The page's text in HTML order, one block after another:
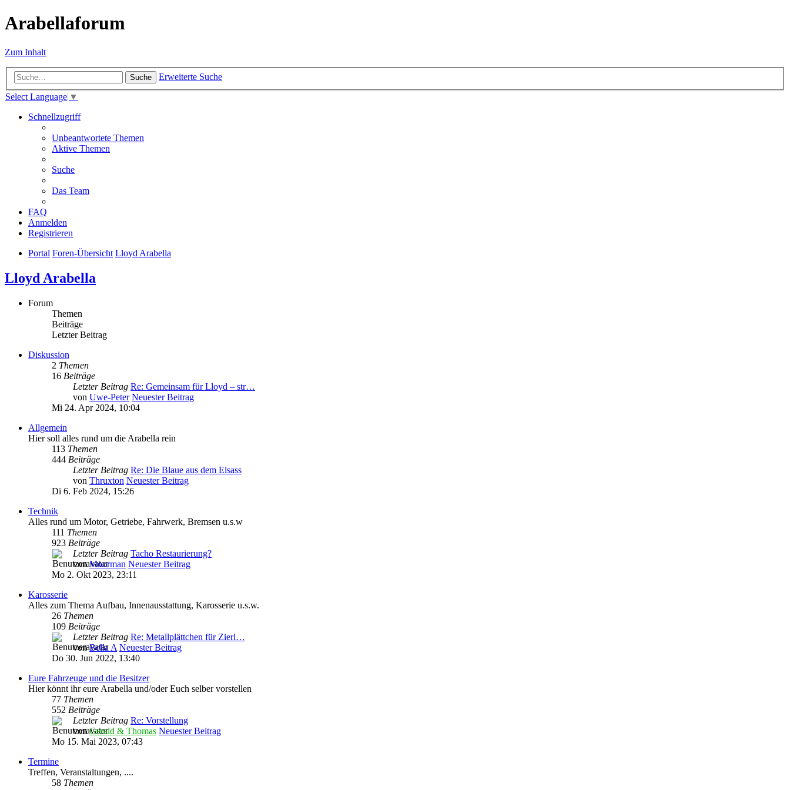
Arabellaforum
Zum Inhalt
Suche
Erweiterte Suche
Select Language ▼
Schnellzugriff
Unbeantwortete Themen
Aktive Themen
Suche
Das Team
FAQ
Anmelden
Registrieren
Portal Foren-Übersicht Lloyd Arabella
Lloyd Arabella
Forum
Themen
Beiträge
Letzter Beitrag
Diskussion
2 Themen
16 Beiträge
Letzter Beitrag Re: Gemeinsam für Lloyd – str…
von Uwe-Peter Neuester Beitrag
Mi 24. Apr 2024, 10:04
Allgemein
Hier soll alles rund um die Arabella rein
113 Themen
444 Beiträge
Letzter Beitrag Re: Die Blaue aus dem Elsass
von Thruxton Neuester Beitrag
Di 6. Feb 2024, 15:26
Technik
Alles rund um Motor, Getriebe, Fahrwerk, Bremsen u.s.w
111 Themen
923 Beiträge
Letzter Beitrag Tacho Restaurierung?
vonMoorman Neuester Beitrag
Mo 2. Okt 2023, 23:11
Karosserie
Alles zum Thema Aufbau, Innenausstattung, Karosserie u.s.w.
26 Themen
109 Beiträge
Letzter Beitrag Re: Metallplättchen für Zierl…
vonBella A Neuester Beitrag
Do 30. Jun 2022, 13:40
Eure Fahrzeuge und die Besitzer
Hier könnt ihr eure Arabella und/oder Euch selber vorstellen
77 Themen
552 Beiträge
Letzter Beitrag Re: Vorstellung
vonGerald & Thomas Neuester Beitrag
Mo 15. Mai 2023, 07:43
Termine
Treffen, Veranstaltungen, ....
58 Themen